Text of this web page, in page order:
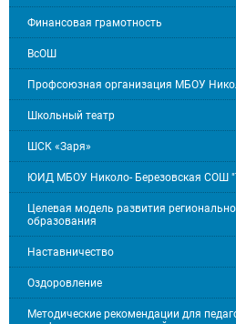
Финансовая грамотность
ВсОШ
Профсоюзная организация МБОУ
Школьный театр
ШСК «Заря»
ЮИД МБОУ Николо- Березовская СОШ
Целевая модель развития
образования
Наставничество
Оздоровление
Методические рекомендации для